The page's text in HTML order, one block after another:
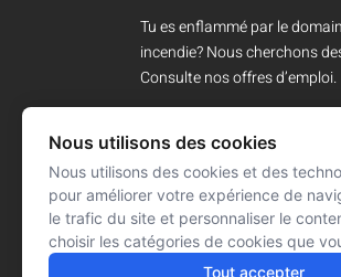
Tu es enflammé par le
incendie? Nous cherchons
Consulte nos offres d’emploi.
Nous utilisons des cookies
Nous utilisons des cookies et des
pour améliorer votre expérience de
le trafic du site et personnaliser le
choisir les catégories de cookies que
Tout accepter